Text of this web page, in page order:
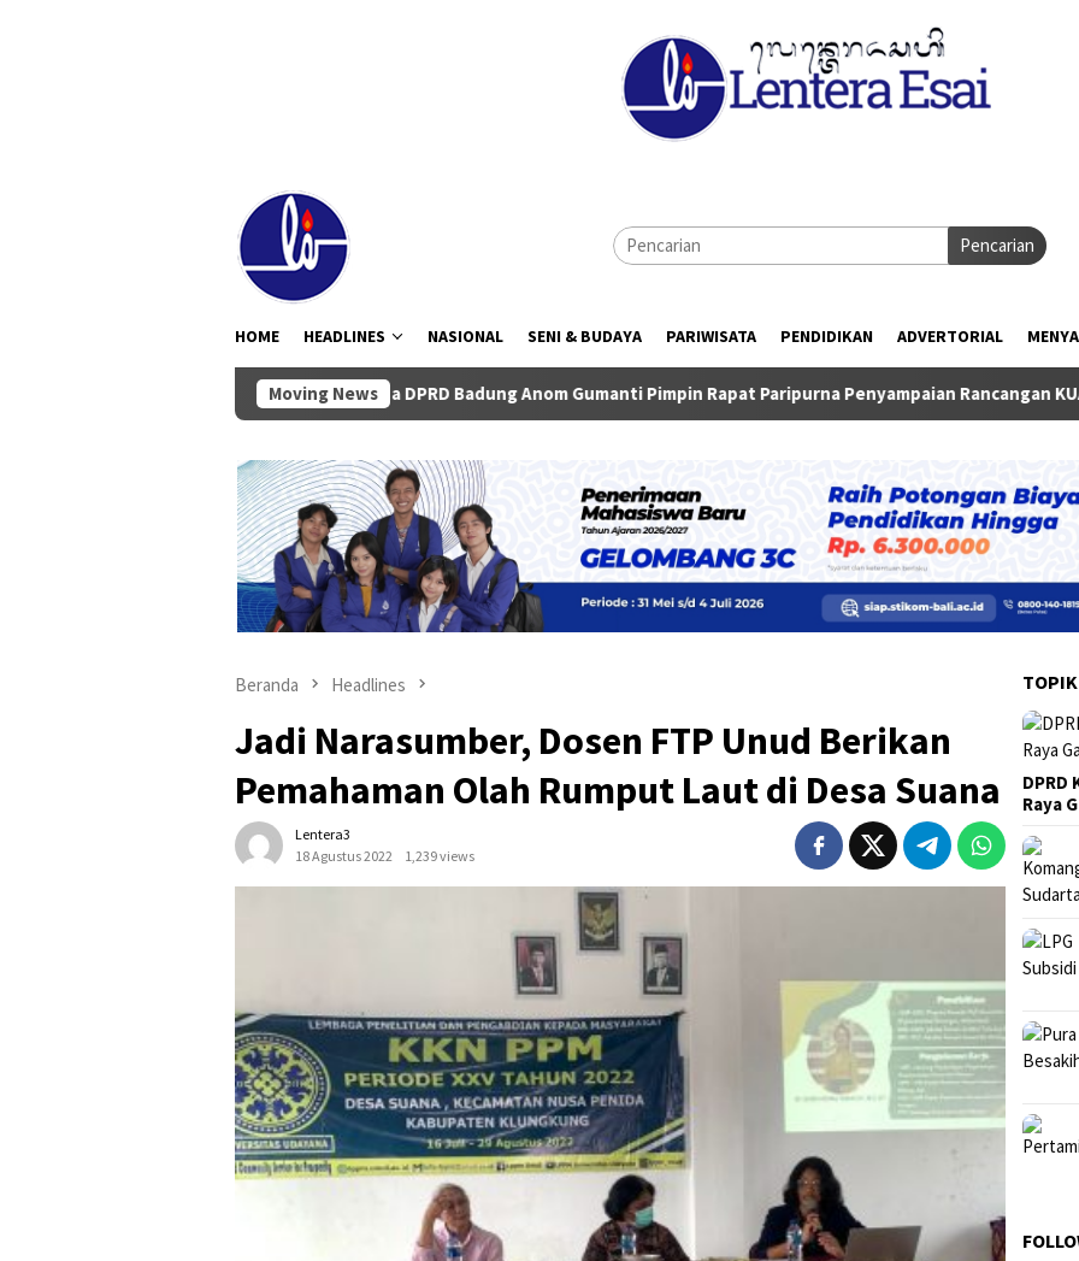
Pencarian
HOME HEADLINES NASIONAL SENI & BUDAYA PARIWISATA PENDIDIKAN ADVERTORIAL
Moving News
Ketua DPRD Badung Anom Gumanti Pimpin Rapat Paripurna Penyampaian Rancangan KUA-PPAS TA 2027
Beranda Headlines
Jadi Narasumber, Dosen FTP Unud Berikan
Pemahaman Olah Rumput Laut di Desa Suana
Lentera3
18 Agustus 2022
1,239 views
DPRD
Raya